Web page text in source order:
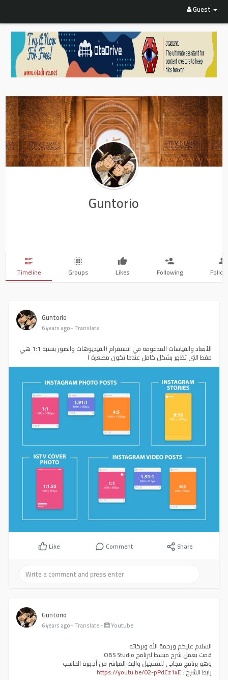
Guest
Guntorio
Timeline Groups Likes Following
Guntorio
6 years ago- Translate
الأبعاد والقياسات المدعومة في انستقرام (الفيديوهات والصور بنسبة 1:1 هي
فقط التي تظهر بشكل كامل عندما تكون مصغرة )
Like Comment Share
Guntorio
6 years ago- Translate- Youtube
السلام عليكم ورحمة الله وبركاته
قمت بعمل شرح مبسط لبرنامج OBS Studio
وهو برنامج مجاني للتسجيل والبث المباشر من أجهزة الحاسب
رابط الشرح :https://youtu.be/02-pPdCz1xE